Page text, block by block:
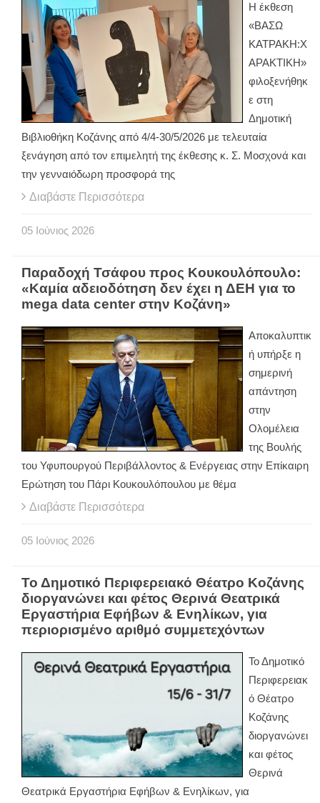
Η έκθεση
«ΒΑΣΩ
ΚΑΤΡΑΚΗ:Χ
ΑΡΑΚΤΙΚΗ»
φιλοξενήθηκ
ε στη
Δημοτική
Βιβλιοθήκη Κοζάνης από 4/4-30/5/2026 με τελευταία
ξενάγηση από τον επιμελητή της έκθεσης κ. Σ. Μοσχονά και
την γενναιόδωρη προσφορά της
Διαβάστε Περισσότερα
05 Ιούνιος 2026
Παραδοχή Τσάφου προς Κουκουλόπουλο:
«Καμία αδειοδότηση δεν έχει η ΔΕΗ για το
mega data center στην Κοζάνη»
Αποκαλυπτικ
ή υπήρξε η
σημερινή
απάντηση
στην
Ολομέλεια
της Βουλής
του Υφυπουργού Περιβάλλοντος & Ενέργειας στην Επίκαιρη
Ερώτηση του Πάρι Κουκουλόπουλου με θέμα
Διαβάστε Περισσότερα
05 Ιούνιος 2026
Το Δημοτικό Περιφερειακό Θέατρο Κοζάνης
διοργανώνει και φέτος Θερινά Θεατρικά
Εργαστήρια Εφήβων & Ενηλίκων, για
περιορισμένο αριθμό συμμετεχόντων
Το Δημοτικό
Περιφερειακ
ό Θέατρο
Κοζάνης
διοργανώνει
και φέτος
Θερινά
Θεατρικά Εργαστήρια Εφήβων & Ενηλίκων, για